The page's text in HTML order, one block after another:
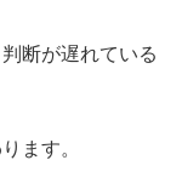
判断が遅れている
ます。